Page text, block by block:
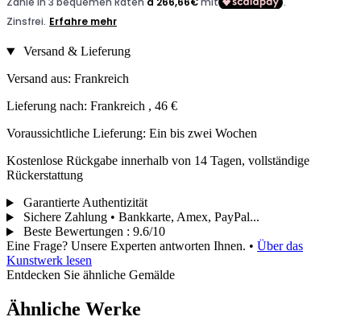
Versand & Lieferung
Versand aus: Frankreich
Lieferung nach: Frankreich , 46 €
Voraussichtliche Lieferung: Ein bis zwei Wochen
Kostenlose Rückgabe innerhalb von 14 Tagen, vollständige
Rückerstattung
Garantierte Authentizität
Sichere Zahlung • Bankkarte, Amex, PayPal...
Beste Bewertungen : 9.6/10
Eine Frage? Unsere Experten antworten Ihnen. • Über das
Kunstwerk lesen
Entdecken Sie ähnliche Gemälde
Ähnliche Werke